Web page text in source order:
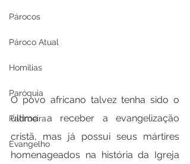
Párocos
Pároco Atual
Homilias
Paróquia
Padroeira
Evangelho
O povo africano talvez tenha sido o
último a receber a evangelização
cristã, mas já possui seus mártires
homenageados na história da Igreja